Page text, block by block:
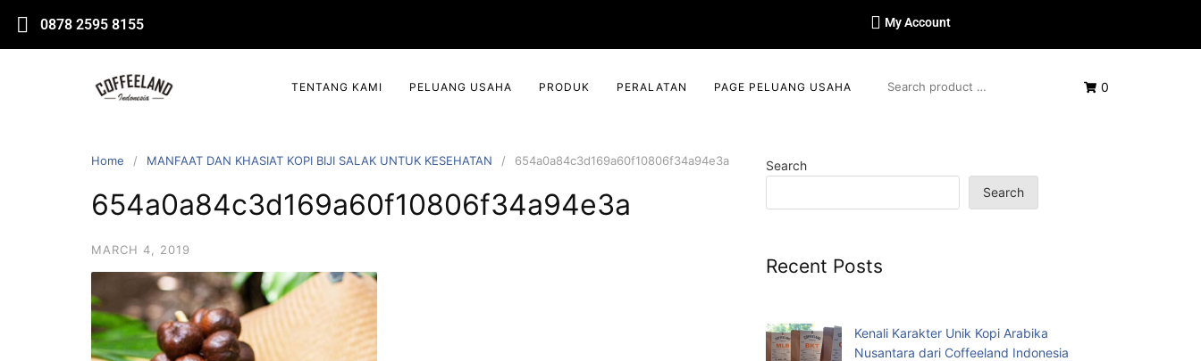
0878 2595 8155 My Account
0
TENTANG KAMI PELUANG USAHA PRODUK PERALATAN PAGE PELUANG USAHA
Home MANFAAT DAN KHASIAT KOPI BIJI SALAK UNTUK KESEHATAN 654a0a84c3d169a60f10806f34a94e3a
654a0a84c3d169a60f10806f34a94e3a
MARCH 4, 2019
Search
Search
Recent Posts
Kenali Karakter Unik Kopi Arabika
Nusantara dari Coffeeland Indonesia